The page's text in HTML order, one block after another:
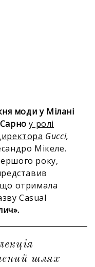
моди у Мілані
у ролі
Gucci,
Мікеле.
року,
що отримала
Casual
шлях